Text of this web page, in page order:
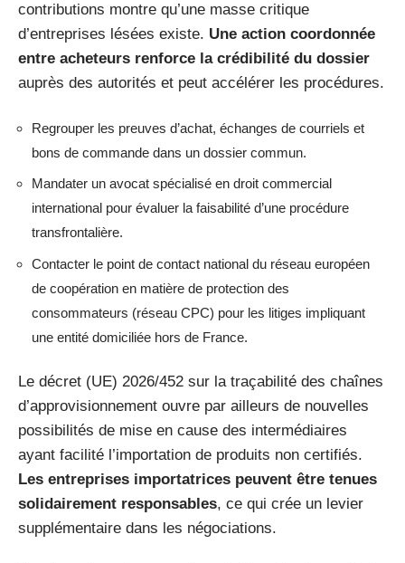
contributions montre qu’une masse critique
d’entreprises lésées existe. Une action coordonnée
entre acheteurs renforce la crédibilité du dossier
auprès des autorités et peut accélérer les procédures.
Regrouper les preuves d’achat, échanges de courriels et
bons de commande dans un dossier commun.
Mandater un avocat spécialisé en droit commercial
international pour évaluer la faisabilité d’une procédure
transfrontalière.
Contacter le point de contact national du réseau européen
de coopération en matière de protection des
consommateurs (réseau CPC) pour les litiges impliquant
une entité domiciliée hors de France.
Le décret (UE) 2026/452 sur la traçabilité des chaînes
d’approvisionnement ouvre par ailleurs de nouvelles
possibilités de mise en cause des intermédiaires
ayant facilité l’importation de produits non certifiés.
Les entreprises importatrices peuvent être tenues
solidairement responsables, ce qui crée un levier
supplémentaire dans les négociations.